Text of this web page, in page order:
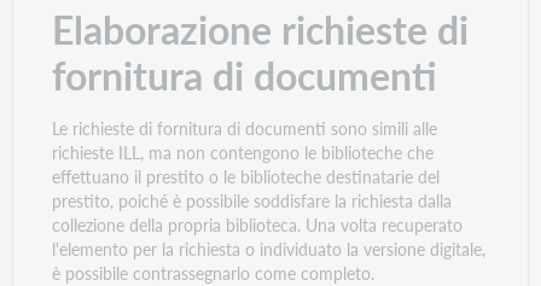
Elaborazione richieste di
fornitura di documenti
Le richieste di fornitura di documenti sono simili alle
richieste ILL, ma non contengono le biblioteche che
effettuano il prestito o le biblioteche destinatarie del
prestito, poiché è possibile soddisfare la richiesta dalla
collezione della propria biblioteca. Una volta recuperato
l'elemento per la richiesta o individuato la versione digitale,
è possibile contrassegnarlo come completo.